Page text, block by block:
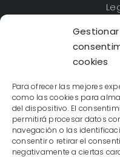
cookies
Para ofrecer las mejores
como las cookies para
del dispositivo. El
permitirá procesar datos
navegación o las
consentir o retirar el
negativamente a ciertas
IKUSTEN– Eskubide